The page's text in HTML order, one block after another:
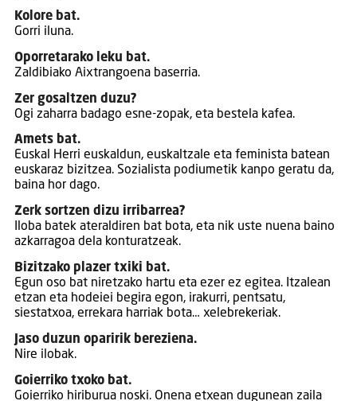
Kolore bat.
Gorri iluna.
Oporretarako leku bat.
Zaldibiako Aixtrangoena baserria.
Zer gosaltzen duzu?
Ogi zaharra badago esne-zopak, eta bestela kafea.
Amets bat.
Euskal Herri euskaldun, euskaltzale eta feminista batean
euskaraz bizitzea. Sozialista podiumetik kanpo geratu da,
baina hor dago.
Zerk sortzen dizu irribarrea?
Iloba batek ateraldiren bat bota, eta nik uste nuena baino
azkarragoa dela konturatzeak.
Bizitzako plazer txiki bat.
Egun oso bat niretzako hartu eta ezer ez egitea. Itzalean
etzan eta hodeiei begira egon, irakurri, pentsatu,
siestatxoa, errekara harriak bota… xelebrekeriak.
Jaso duzun oparirik bereziena.
Nire ilobak.
Goierriko txoko bat.
Goierriko hiriburua noski. Onena etxean dugunean zaila